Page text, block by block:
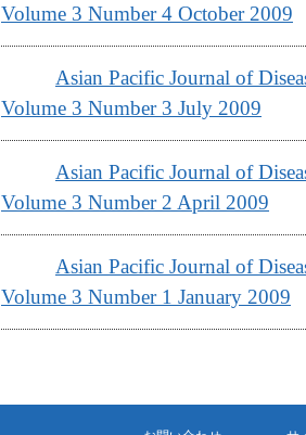
Volume 3 Number 4 October 2009
Asian Pacific Journal of
Volume 3 Number 3 July 2009
Asian Pacific Journal of
Volume 3 Number 2 April 2009
Asian Pacific Journal of
Volume 3 Number 1 January 2009